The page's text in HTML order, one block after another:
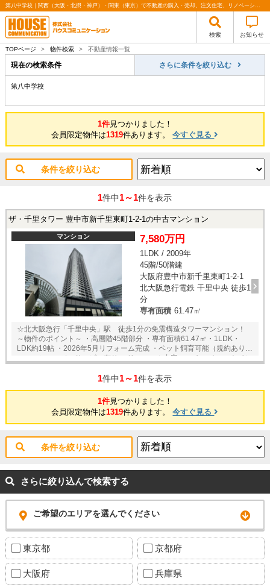
第八中学校｜関西（大阪・北摂・神戸）・関東（東京）で不動産の購入・売却、注文住宅、リノベーションの事なら株式会社ハウスコミュニケーション
検索 お知らせ
TOPページ > 物件検索 > 不動産情報一覧
現在の検索条件 さらに条件を絞り込む
第八中学校
1件見つかりました！
会員限定物件は1319件あります。今すぐ見る
条件を絞り込む
1件中1～1件を表示
ザ・千里タワー 豊中市新千里東町1-2-1の中古マンション
マンション 7,580万円
1LDK / 2009年
45階/50階建
大阪府豊中市新千里東町1-2-1
北大阪急行電鉄 千里中央 徒歩1
分
専有面積 61.47㎡
☆北大阪急行「千里中央」駅 徒歩1分の免震構造タワーマンション！
～物件のポイント～ ・高層階45階部分 ・専有面積61.47㎡・1LDK・
LDK約19帖 ・2026年5月リフォーム完成 ・ペット飼育可能（規約あり）
・コンシェルジュサービス有り ＜リフォーム内容＞ ・キッチン、トイレ
阪モノレール線 「千里中央」駅 徒歩5分 ～立地のポイント～ ◆「阪
店」 徒歩2分 ◆「東丘小学校」 徒歩10分 ◆「第八中学校」 徒歩11
さい。 住宅ローン・資金計画もご相談下さい。 また、近隣の物件資料等
もご用意しております。 事前予約頂ければ、20時以降の内覧や当社定休
日の火曜日・水曜日の内覧も対応致します。
1件中1～1件を表示
1件見つかりました！
会員限定物件は1319件あります。今すぐ見る
条件を絞り込む
さらに絞り込んで検索する
ご希望のエリアを選んでください
東京都 京都府
大阪府 兵庫県